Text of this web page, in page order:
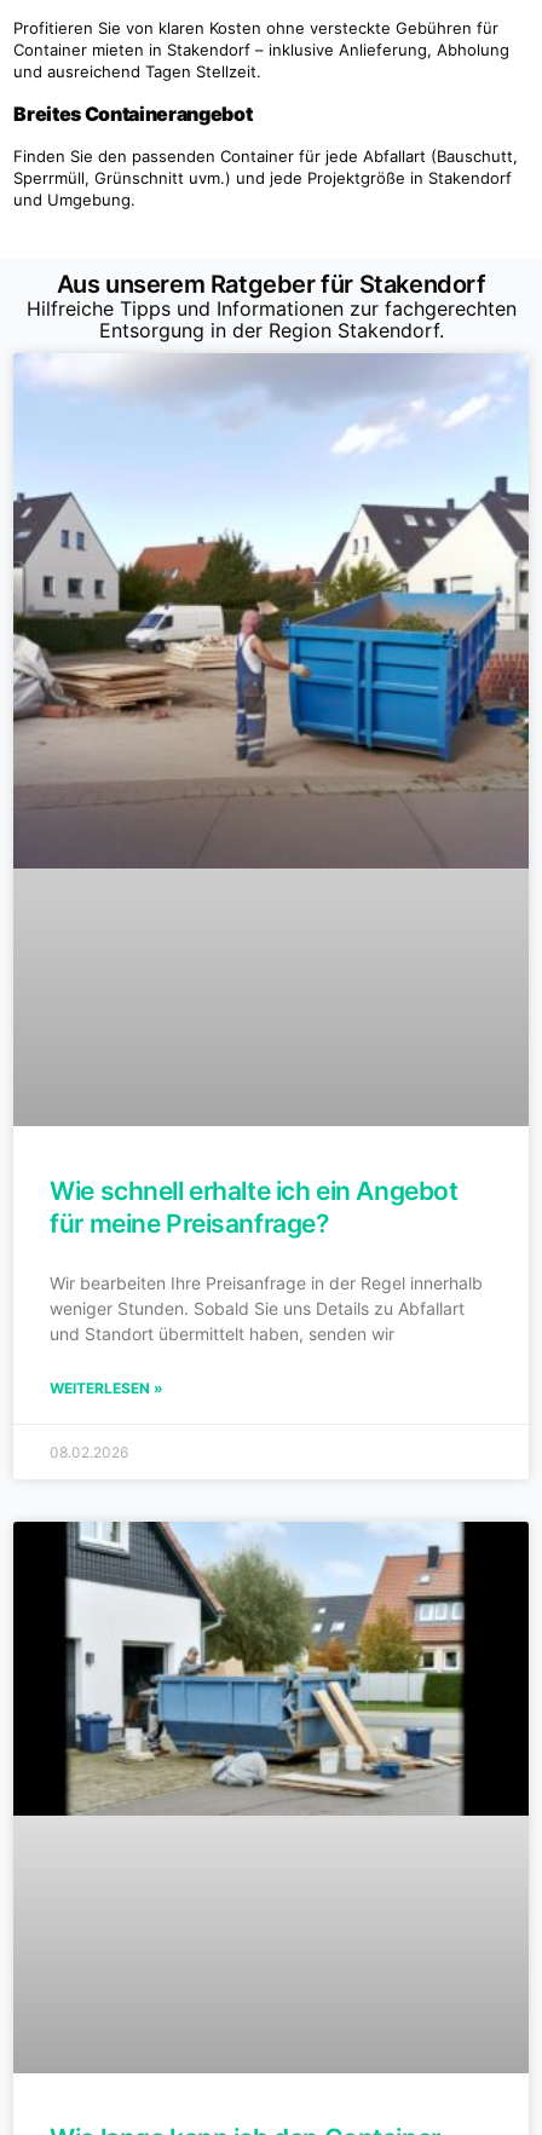
Profitieren Sie von klaren Kosten ohne versteckte Gebühren für
Container mieten in Stakendorf – inklusive Anlieferung, Abholung
und ausreichend Tagen Stellzeit.
Breites Containerangebot
Finden Sie den passenden Container für jede Abfallart (Bauschutt,
Sperrmüll, Grünschnitt uvm.) und jede Projektgröße in Stakendorf
und Umgebung.
Aus unserem Ratgeber für Stakendorf
Hilfreiche Tipps und Informationen zur fachgerechten
Entsorgung in der Region Stakendorf.
Wie schnell erhalte ich ein Angebot
für meine Preisanfrage?
Wir bearbeiten Ihre Preisanfrage in der Regel innerhalb
weniger Stunden. Sobald Sie uns Details zu Abfallart
und Standort übermittelt haben, senden wir
WEITERLESEN »
08.02.2026